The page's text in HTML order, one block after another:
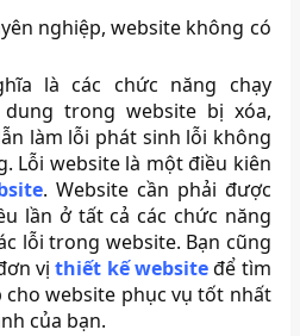
nghiệp, website không có
là các chức năng chạy
trong website bị xóa,
làm lỗi phát sinh lỗi không
Lỗi website là một điều kiên
. Website cần phải được
lần ở tất cả các chức năng
lỗi trong website. Bạn cũng
vịthiết kế websiteđể tìm
cho website phục vụ tốt nhất
của bạn.